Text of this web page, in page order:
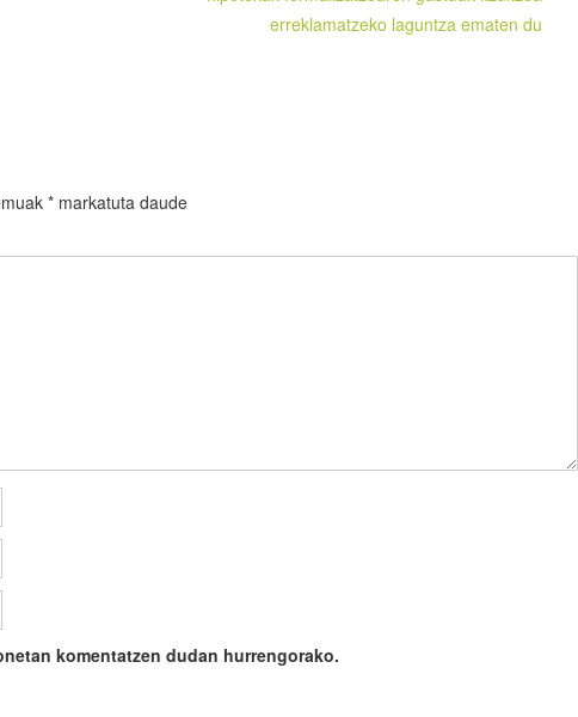
erreklamatzeko laguntza ematen du
* markatuta daude
komentatzen dudan hurrengorako.